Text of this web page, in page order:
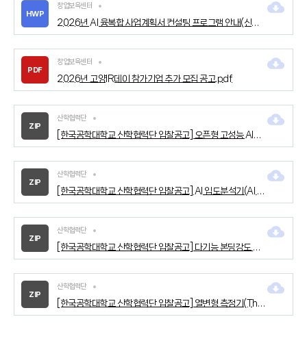
HWP
창업보육센터
2026년 AI 융복합 사업계획서 컨설팅 프로그램 안내(신청서 포함).hwp
PDF
창업보육센터
2026년 고양IR데이 참가기업 추가 모집 공고.pdf
ZIP
산학협력단
[한국공학대학교 산학협력단 입찰공고] 오픈형 고성능 AI서비스 운영플랫폼 구축용 서버.zip
ZIP
산학협력단
[한국공학대학교 산학협력단 입찰공고] Al 입도분석기(Al Particle Imaging Analyzer).zip
ZIP
산학협력단
[한국공학대학교 산학협력단 입찰공고] 다기능 본딩강도 측정기(Multi-Function Bonding Strength Analysis System).zip
ZIP
산학협력단
[한국공학대학교 산학협력단 입찰공고] 열변형 측정기(Thermomechanical Characterization System).zip